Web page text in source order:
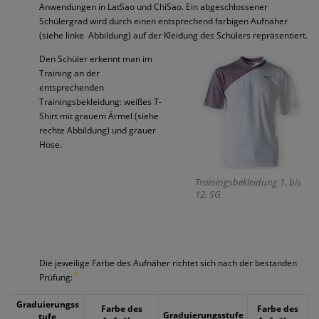
Anwendungen in LatSao und ChiSao. Ein abgeschlossener
Schülergrad wird durch einen entsprechend farbigen Aufnäher
(siehe linke Abbildung) auf der Kleidung des Schülers repräsentiert.
Trainingsbekleidung 1. bis
12. SG
Den Schüler erkennt man im
Training an der
entsprechenden
Trainingsbekleidung: weißes T-
Shirt mit grauem Ärmel (siehe
rechte Abbildung) und grauer
Hose.
Die jeweilige Farbe des Aufnäher richtet sich nach der bestanden
Prüfung: 5
Graduierungss
Farbe des
Graduierungsstufe
Farbe des